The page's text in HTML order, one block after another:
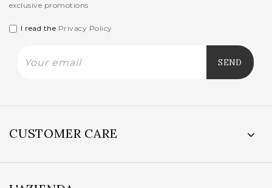
exclusive promotions
I read the Privacy Policy
CUSTOMER CARE